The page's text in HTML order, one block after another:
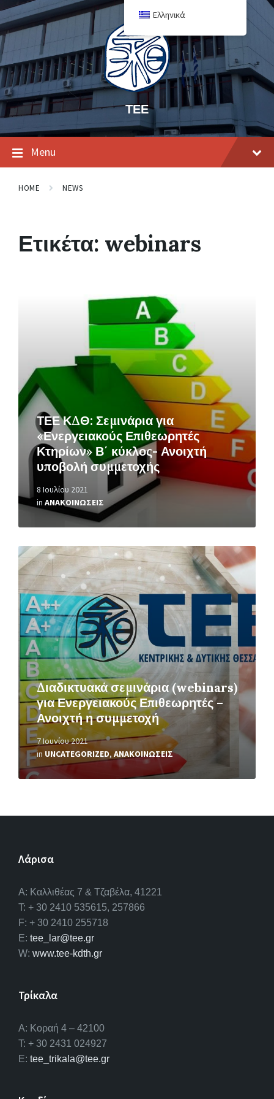
ΤΕΕ
Menu
HOME NEWS
Ετικέτα: webinars
ΤΕΕ ΚΔΘ: Σεμινάρια για
«Ενεργειακούς Επιθεωρητές
Κτηρίων» Β΄ κύκλος- Ανοιχτή
υποβολή συμμετοχής
8 Ιουλίου 2021
in ΑΝΑΚΟΙΝΩΣΕΙΣ
Διαδικτυακά σεμινάρια (webinars)
για Ενεργειακούς Επιθεωρητές –
Ανοιχτή η συμμετοχή
7 Ιουνίου 2021
in UNCATEGORIZED, ΑΝΑΚΟΙΝΩΣΕΙΣ
Περισσότερα
Λάρισα
A: Καλλιθέας 7 & Τζαβέλα, 41221
T: + 30 2410 535615, 257866
F: + 30 2410 255718
E: tee_lar@tee.gr
W: www.tee-kdth.gr
Τρίκαλα
Α: Κοραή 4 – 42100
T: + 30 2431 024927
E: tee_trikala@tee.gr
Ελληνικά